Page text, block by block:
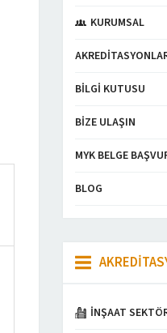
KURUMSAL
BİLGİ KUTUSU
BİZE ULAŞIN
MYK BELGE
BLOG
İNŞAAT